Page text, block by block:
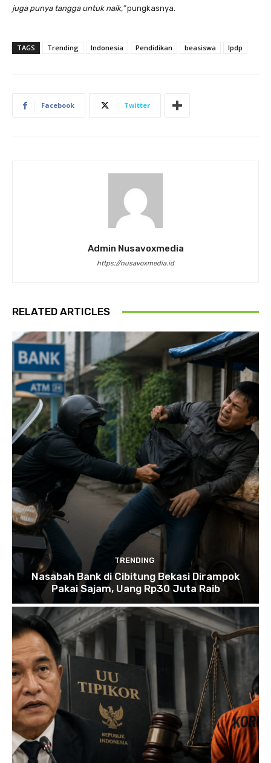
juga punya tangga untuk naik,”pungkasnya.
TAGS Trending Indonesia Pendidikan beasiswa lpdp
Facebook Twitter
Admin Nusavoxmedia
https://nusavoxmedia.id
RELATED ARTICLES
TRENDING
Nasabah Bank di Cibitung Bekasi Dirampok
Pakai Sajam, Uang Rp30 Juta Raib